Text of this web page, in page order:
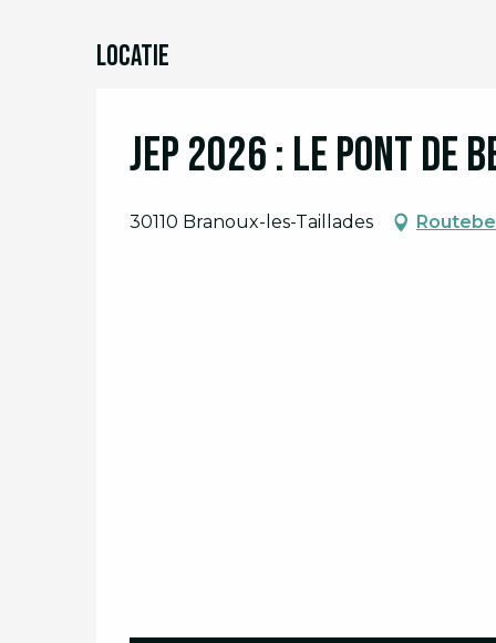
Locatie
JEP 2026 : le Pont de
30110 Branoux-les-Taillades